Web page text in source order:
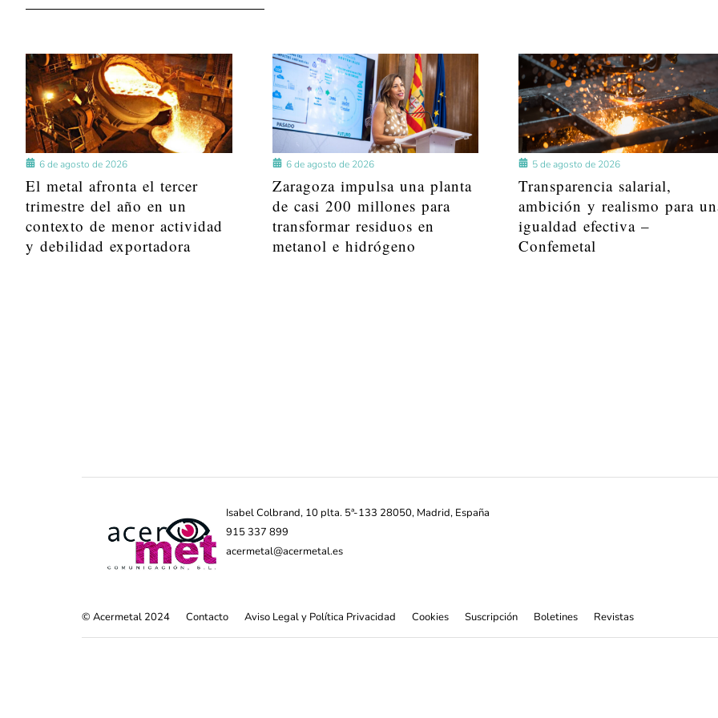
6 de agosto de 2026
El metal afronta el tercer
trimestre del año en un
contexto de menor actividad
y debilidad exportadora
6 de agosto de 2026
Zaragoza impulsa una planta
de casi 200 millones para
transformar residuos en
metanol e hidrógeno
5 de agosto de 2026
Transparencia salarial,
ambición y realismo para
igualdad efectiva –
Confemetal
Isabel Colbrand, 10 plta. 5ª-133 28050, Madrid, España
915 337 899
acermetal@acermetal.es
© Acermetal 2024 Contacto Aviso Legal y Política Privacidad Cookies Suscripción Boletines Revistas